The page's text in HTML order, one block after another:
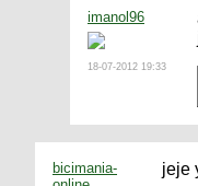
imanol96
18-07-2012 19:33
bicimania-
jeje